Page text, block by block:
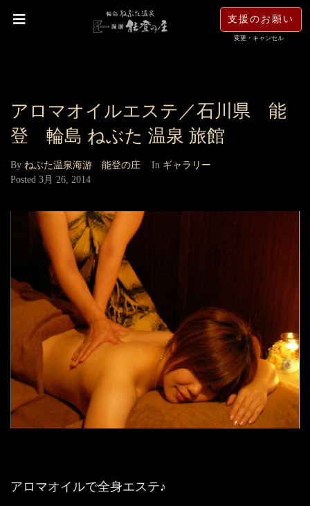
支援のお願い
変更・キャンセル
アロマオイルエステ／石川県 能
登 輪島 ねぶた 温泉 旅館
By ねぶた温泉海游 能登の庄 In ギャラリー
Posted 3月 26, 2014
アロマオイルで全身エステ♪